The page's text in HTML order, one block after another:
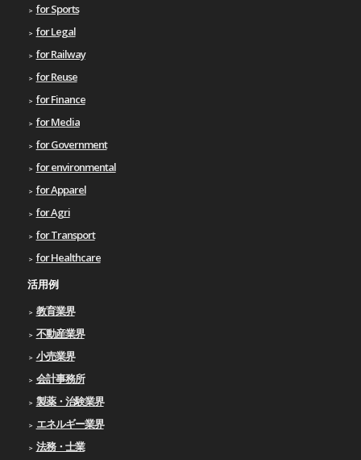
for Sports
for Legal
for Railway
for Reuse
for Finance
for Media
for Government
for environmental
for Apparel
for Agri
for Transport
for Healthcare
活用例
教育業界
不動産業界
小売業界
会計事務所
製薬・治験業界
エネルギー業界
法務・士業